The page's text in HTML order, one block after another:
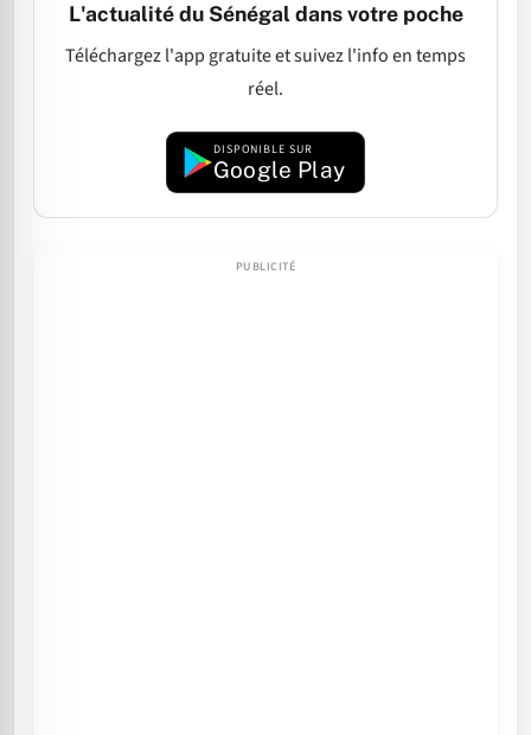
L'actualité du Sénégal dans votre poche
Téléchargez l'app gratuite et suivez l'info en temps
réel.
DISPONIBLE SUR
Google Play